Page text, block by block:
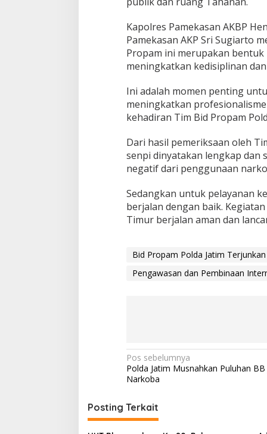
a
i
K
e
M
a
o
r
e
P
a
m
e
a
s
a
Kapolres Pamekasan AKBP
Pamekasan AKP Sri Sugiarto
Propam ini merupakan
meningkatkan kedisiplinan
Ini adalah momen penting
meningkatkan
kehadiran Tim Bid Propam
Dari hasil pemeriksaan oleh
senpi dinyatakan lengkap dan
negatif dari penggunaan
Sedangkan untuk pelayanan
berjalan dengan baik.
Timur berjalan aman dan
Bid Propam Polda Jatim
Pengawasan dan Pembinaan
N
a
i
g
Pos sebelumnya
Polda Jatim Musnahkan Puluhan BB
Narkoba
Posting Terkait